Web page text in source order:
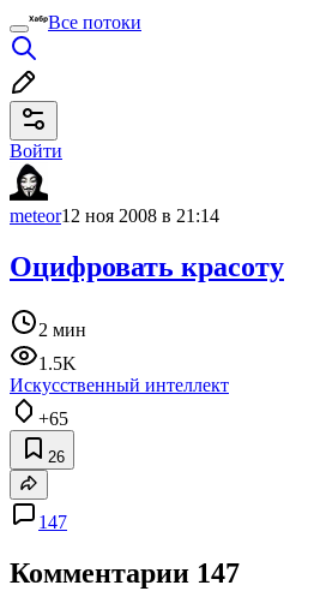
Все потоки
Войти
meteor12 ноя 2008 в 21:14
Оцифровать красоту
2 мин
1.5K
Искусственный интеллект
+65
26
147
Комментарии 147